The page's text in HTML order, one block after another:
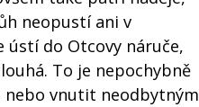
neopustí ani v
ústí do Otcovy náruče,
To je nepochybně
nebo vnutit neodbytným